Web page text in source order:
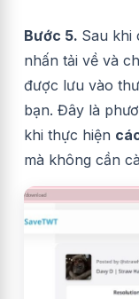
Bước 5. Sau khi
nhấn tải về và
được lưu vào
bạn. Đây là
khi thực hiện
mà không cần